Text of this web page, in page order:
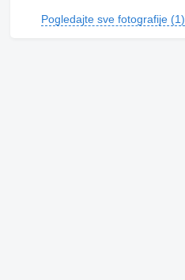
Pogledajte sve fotografije (1)